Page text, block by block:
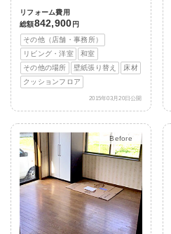
リフォーム費用
総額842,900 円
その他（店舗・事務所）
リビング・洋室
和室
その他の場所
壁紙張り替え
床材
クッションフロア
2015年03月20日公開
After